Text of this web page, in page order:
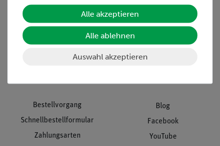
Datenschutz
Download &
Bestellvorgang
Schnellbestellformular
Zahlungsarten
Blog
Facebook
YouTube
Alle akzeptieren
Alle ablehnen
Auswahl akzeptieren